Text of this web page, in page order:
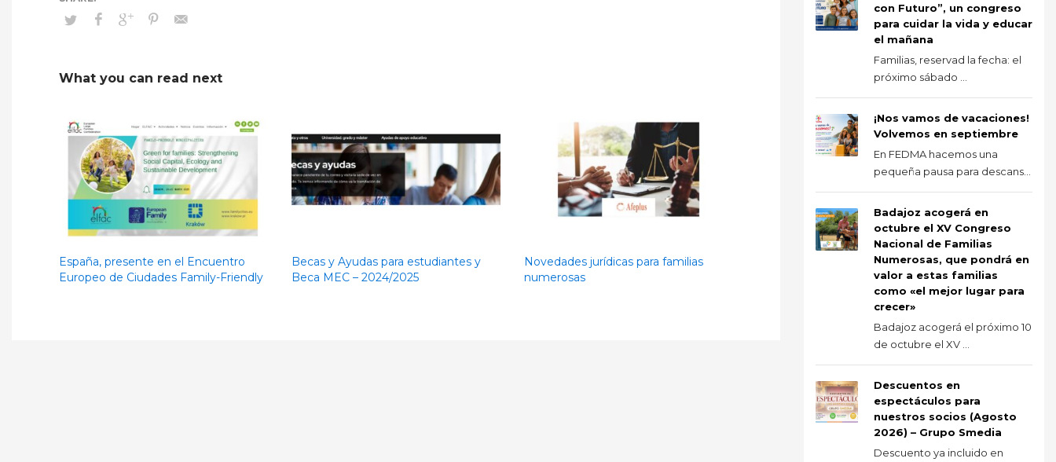
What you can read next
España, presente en el Encuentro
Europeo de Ciudades Family-Friendly
Becas y Ayudas para estudiantes y
Beca MEC – 2024/2025
Novedades jurídicas para familias
numerosas
con Futuro”, un congreso
para cuidar la vida y educar
el mañana
Familias, reservad la fecha: el
próximo sábado ...
¡Nos vamos de vacaciones!
Volvemos en septiembre
En FEDMA hacemos una
pequeña pausa para descans...
Badajoz acogerá en
octubre el XV Congreso
Nacional de Familias
Numerosas, que pondrá en
valor a estas familias
como «el mejor lugar para
crecer»
Badajoz acogerá el próximo 10
de octubre el XV ...
Descuentos en
espectáculos para
nuestros socios (Agosto
2026) – Grupo Smedia
Descuento ya incluido en